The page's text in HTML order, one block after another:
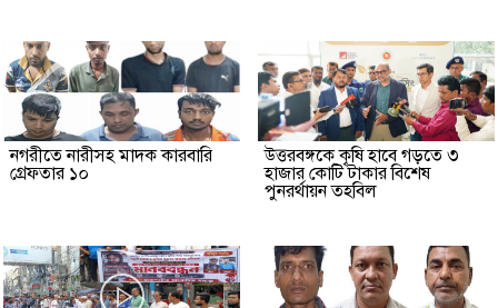
নগরীতে নারীসহ মাদক কারবারি
গ্রেফতার ১০
উত্তরবঙ্গকে কৃষি হাবে গড়তে ৩
হাজার কোটি টাকার বিশেষ
পুনরর্থায়ন তহবিল